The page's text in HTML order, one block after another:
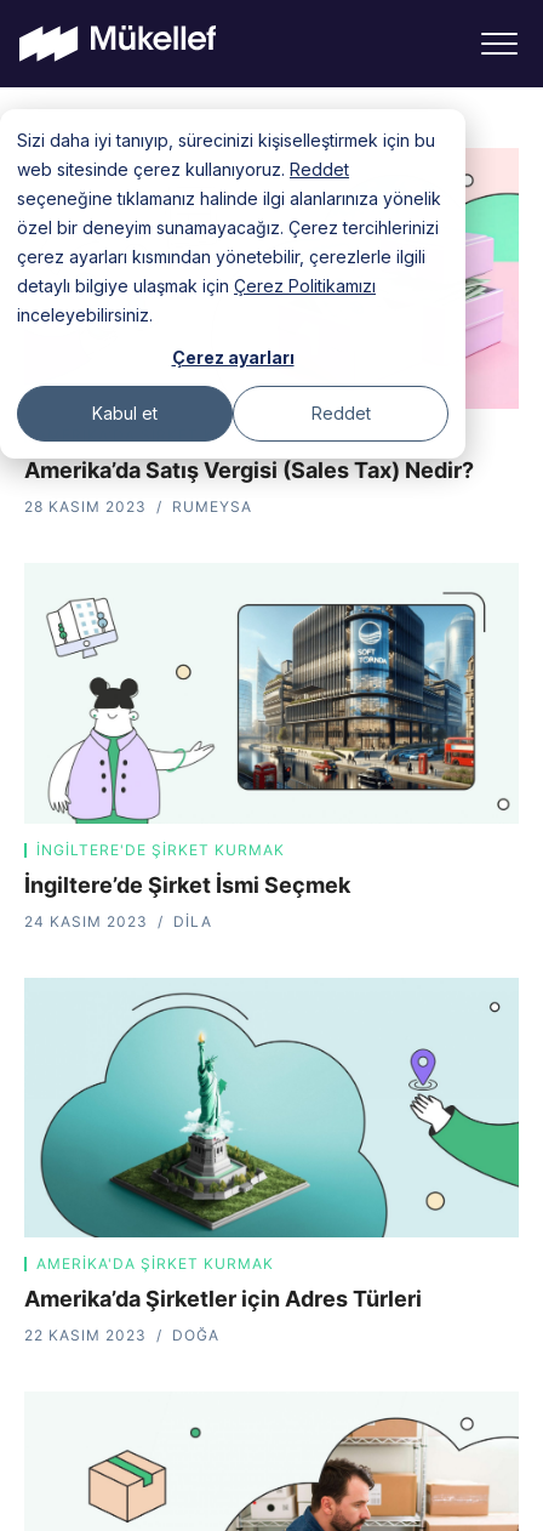
Sizi daha iyi tanıyıp, sürecinizi kişiselleştirmek için bu
web sitesinde çerez kullanıyoruz. Reddet
seçeneğine tıklamanız halinde ilgi alanlarınıza yönelik
özel bir deneyim sunamayacağız. Çerez tercihlerinizi
çerez ayarları kısmından yönetebilir, çerezlerle ilgili
detaylı bilgiye ulaşmak için Çerez Politikamızı
inceleyebilirsiniz.
Çerez ayarları
Kabul et Reddet
content
AMERIKA'DA ŞIRKET KURMAK
Amerika’da Satış Vergisi (Sales Tax) Nedir?
28 KASIM 2023 RUMEYSA
İNGILTERE'DE ŞIRKET KURMAK
İngiltere’de Şirket İsmi Seçmek
24 KASIM 2023 DILA
AMERIKA'DA ŞIRKET KURMAK
Amerika’da Şirketler için Adres Türleri
22 KASIM 2023 DOĞA